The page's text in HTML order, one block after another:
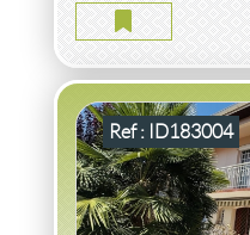
Ref : ID183004
129m2